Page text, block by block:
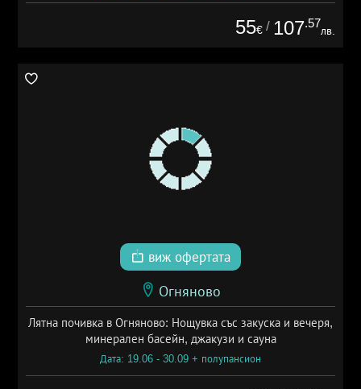
55€ / 107.57
лв.
виж офертата
Огняново
Лятна почивка в Огняново: Нощувка със закуска и вечеря,
минерален басейн, джакузи и сауна
Дата: 19.06 - 30.09 + полупансион